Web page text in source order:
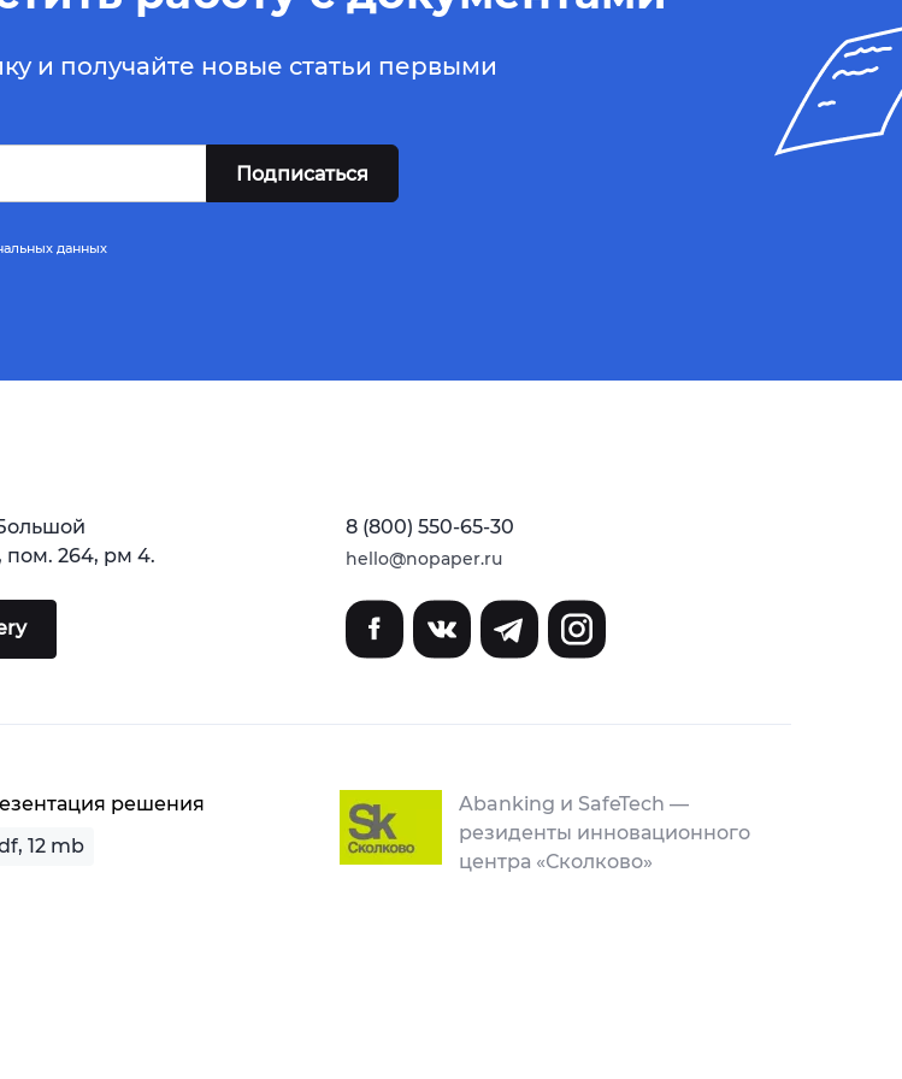
и получайте новые статьи первыми
данных
пом. 264, рм 4.
8 (800) 550-65-30
hello@nopaper.ru
решения
12 mb
Abanking и SafeTech —
резиденты инновационного
центра «Сколково»